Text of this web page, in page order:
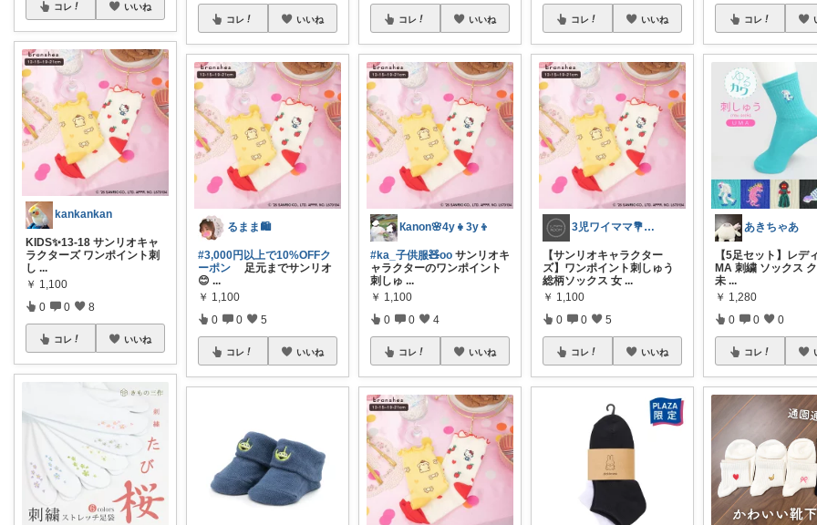
コレ いいね
kankankan
KIDS✨13-18 サンリオキャ
ラクターズ ワンポイント刺
し ...
￥ 1,100
0 0 8
コレ いいね
コレ いいね
るまま🛍️
#3,000円以上で10%OFFク
ーポン 足元までサンリオ
😊 ...
￥ 1,100
0 0 5
コレ いいね
コレ いいね
Кanon🌸4y👧3y👦
#ka_子供服🧸oo サンリオキ
ャラクターのワンポイント
刺しゅ ...
￥ 1,100
0 0 4
コレ いいね
コレ いいね
3児ワイママ💐バタバタでも回る暮らし✨
【サンリオキャラクター
ズ】ワンポイント刺しゅう
総柄ソックス 女 ...
￥ 1,100
0 0 5
コレ いいね
コレ
あきちゃあ
【5足セット】レデ
MA 刺繍 ソックス
未 ...
￥ 1,280
0 0 0
コレ